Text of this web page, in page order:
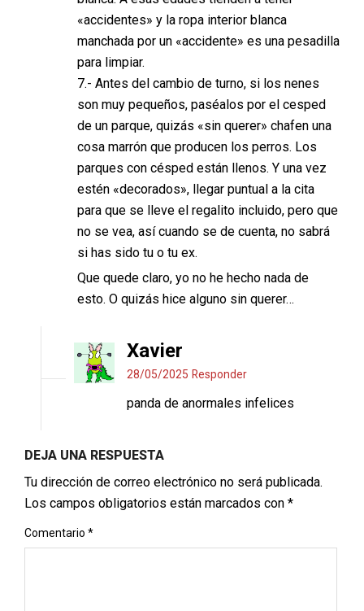
«accidentes» y la ropa interior blanca
manchada por un «accidente» es una pesadilla
para limpiar.
7.- Antes del cambio de turno, si los nenes
son muy pequeños, paséalos por el cesped
de un parque, quizás «sin querer» chafen una
cosa marrón que producen los perros. Los
parques con césped están llenos. Y una vez
estén «decorados», llegar puntual a la cita
para que se lleve el regalito incluido, pero que
no se vea, así cuando se de cuenta, no sabrá
si has sido tu o tu ex.
Que quede claro, yo no he hecho nada de
esto. O quizás hice alguno sin querer…
Xavier
28/05/2025 Responder
panda de anormales infelices
DEJA UNA RESPUESTA
Tu dirección de correo electrónico no será publicada.
Los campos obligatorios están marcados con *
Comentario *